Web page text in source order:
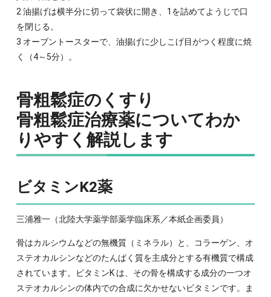
2 油揚げは横半分に切って袋状に開き、1を詰めてようじで口
を閉じる。
3 オーブントースターで、油揚げに少しこげ目がつく程度に焼
く（4～5分）。
骨粗鬆症のくすり
骨粗鬆症治療薬についてわか
りやすく解説します
ビタミンK2薬
三浦雅一（北陸大学薬学部薬学臨床系／本紙企画委員）
骨はカルシウムなどの無機質（ミネラル）と、コラーゲン、オ
ステオカルシンなどのたんぱく質を主成分とする有機質で構成
されています。ビタミンK は、その骨を構成する成分の一つオ
ステオカルシンの体内での合成に欠かせないビタミンです。ま